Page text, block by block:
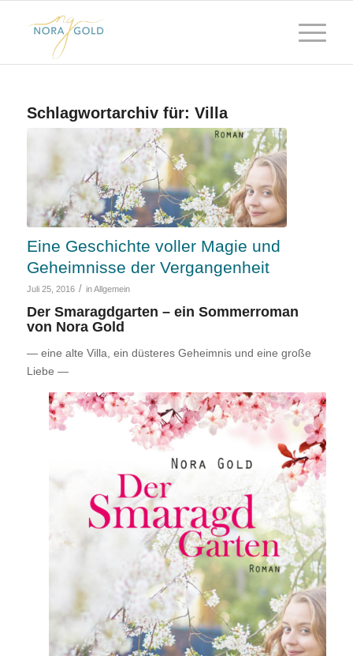
Schlagwortarchiv für: Villa
Eine Geschichte voller Magie und
Geheimnisse der Vergangenheit
Juli 25, 2016 / inAllgemein
Der Smaragdgarten – ein Sommerroman
von Nora Gold
— eine alte Villa, ein düsteres Geheimnis und eine große
Liebe —